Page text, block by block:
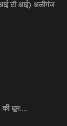
(आई टी आई) अलीगंज
की धूम:…